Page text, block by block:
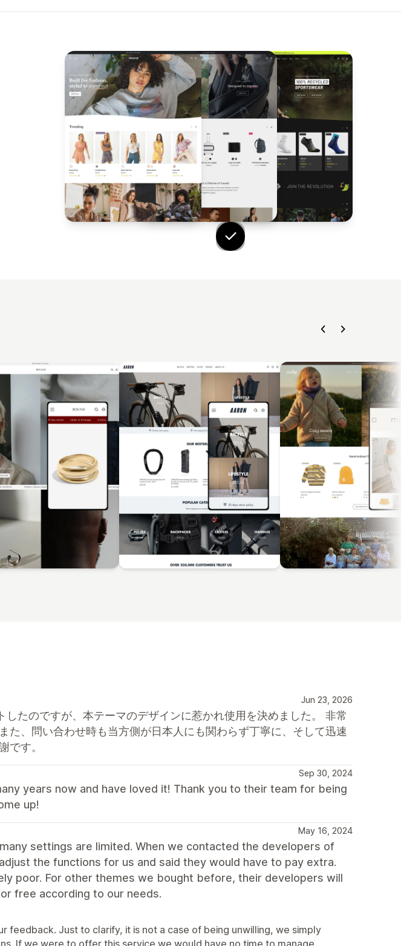
Jun 23, 2026
したのですが、本テーマのデザインに惹かれ使用を決めました。 非常
た、問い合わせ時も当方側が日本人にも関わらず丁寧に、そして迅速
です。
Sep 30, 2024
years now and have loved it! Thank you to their team for being
up!
May 16, 2024
settings are limited. When we contacted the developers of
the functions for us and said they would have to pay extra.
poor. For other themes we bought before, their developers will
free according to our needs.
feedback. Just to clarify, it is not a case of being unwilling, we simply
If we were to offer this service we would have no time to manage,